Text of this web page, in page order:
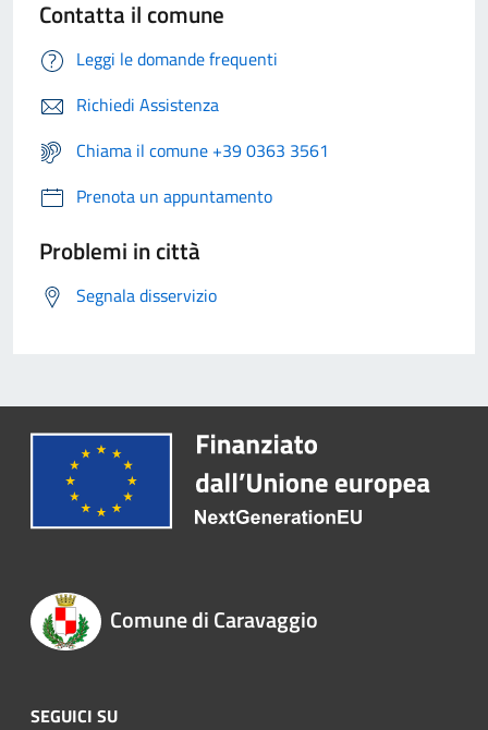
Contatta il comune
Leggi le domande frequenti
Richiedi Assistenza
Chiama il comune +39 0363 3561
Prenota un appuntamento
Problemi in città
Segnala disservizio
Comune di Caravaggio
SEGUICI SU